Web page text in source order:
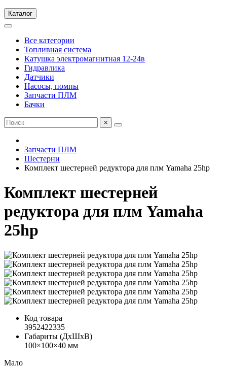
Каталог
Все категории
Топливная система
Катушка электромагнитная 12-24в
Гидравлика
Датчики
Насосы, помпы
Запчасти ПЛМ
Бачки
×
Запчасти ПЛМ
Шестерни
Комплект шестерней редуктора для плм Yamaha 25hp
Комплект шестерней
редуктора для плм Yamaha
25hp
Код товара
3952422335
Габариты (ДхШхВ)
100×100×40 мм
Мало